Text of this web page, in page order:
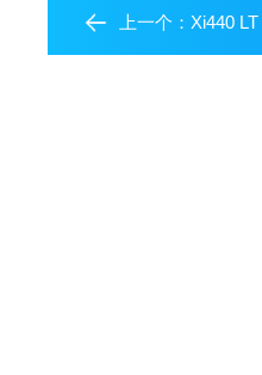
上一个： Xi440 LT